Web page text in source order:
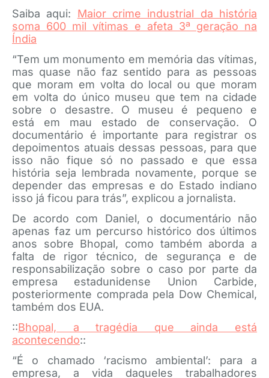
Saiba aqui: Maior crime industrial da história
soma 600 mil vítimas e afeta 3ª geração na
Índia
“Tem um monumento em memória das vítimas,
mas quase não faz sentido para as pessoas
que moram em volta do local ou que moram
em volta do único museu que tem na cidade
sobre o desastre. O museu é pequeno e
está em mau estado de conservação. O
documentário é importante para registrar os
depoimentos atuais dessas pessoas, para que
isso não fique só no passado e que essa
história seja lembrada novamente, porque se
depender das empresas e do Estado indiano
isso já ficou para trás”, explicou a jornalista.
De acordo com Daniel, o documentário não
apenas faz um percurso histórico dos últimos
anos sobre Bhopal, como também aborda a
falta de rigor técnico, de segurança e de
responsabilização sobre o caso por parte da
empresa estadunidense Union Carbide,
posteriormente comprada pela Dow Chemical,
também dos EUA.
::Bhopal, a tragédia que ainda está
acontecendo::
“É o chamado ‘racismo ambiental’: para a
empresa, a vida daqueles trabalhadores